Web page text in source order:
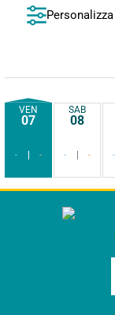
VEN
07
- -
SAB
08
- - -